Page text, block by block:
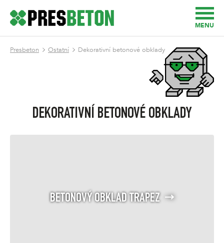
MENU
Presbeton Ostatní Dekorativní betonové obklady
DEKORATIVNÍ BETONOVÉ OBKLADY
BETONOVÝ OBKLAD TRAPEZ